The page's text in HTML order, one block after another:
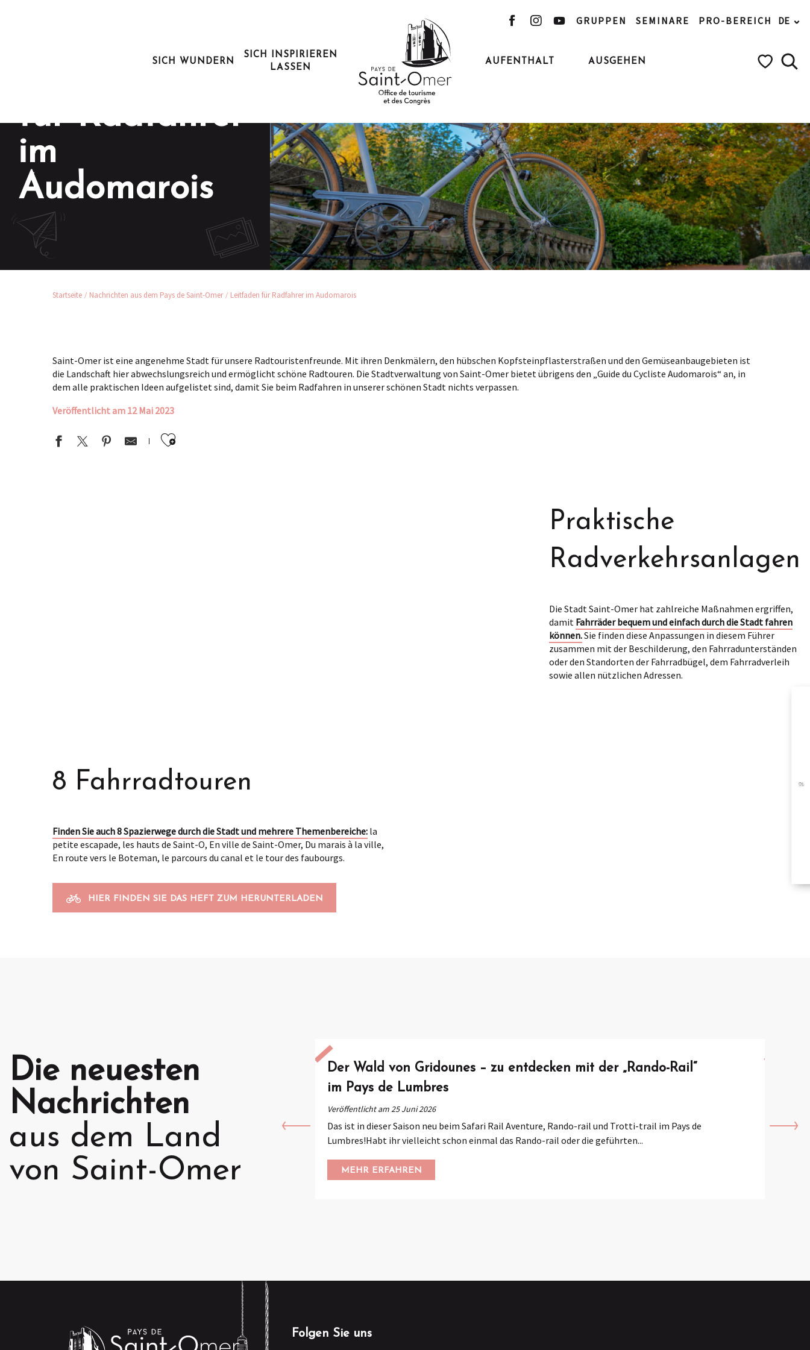
GRUPPEN SEMINARE PRO-BEREICH DE
SICH WUNDERN
SICH INSPIRIEREN
LASSEN
AUFENTHALT AUSGEHEN
für Radfahrer
im
Audomarois
Startseite Nachrichten aus dem Pays de Saint-Omer Leitfaden für Radfahrer im Audomarois
Saint-Omer ist eine angenehme Stadt für unsere Radtouristenfreunde. Mit ihren Denkmälern, den hübschen Kopfsteinpflasterstraßen und den Gemüseanbaugebieten ist
die Landschaft hier abwechslungsreich und ermöglicht schöne Radtouren. Die Stadtverwaltung von Saint-Omer bietet übrigens den „Guide du Cycliste Audomarois“ an, in
dem alle praktischen Ideen aufgelistet sind, damit Sie beim Radfahren in unserer schönen Stadt nichts verpassen.
Veröffentlicht am 12 Mai 2023
Ajouter aux favoris
Praktische
Radverkehrsanlagen
Die Stadt Saint-Omer hat zahlreiche Maßnahmen ergriffen,
damit Fahrräder bequem und einfach durch die Stadt fahren
können.Sie finden diese Anpassungen in diesem Führer
zusammen mit der Beschilderung, den Fahrradunterständen
oder den Standorten der Fahrradbügel, dem Fahrradverleih
sowie allen nützlichen Adressen.
8 Fahrradtouren
Finden Sie auch 8 Spazierwege durch die Stadt und mehrere Themenbereiche: la
petite escapade, les hauts de Saint-O, En ville de Saint-Omer, Du marais à la ville,
En route vers le Boteman, le parcours du canal et le tour des faubourgs.
HIER FINDEN SIE DAS HEFT ZUM HERUNTERLADEN
Die neuesten
Nachrichten
aus dem Land
von Saint-Omer
Der Wald von Gridounes – zu entdecken mit der „Rando-Rail“
im Pays de Lumbres
Veröffentlicht am 25 Juni 2026
Das ist in dieser Saison neu beim Safari Rail Aventure, Rando-rail und Trotti-trail im Pays de
Lumbres!Habt ihr vielleicht schon einmal das Rando-rail oder die geführten...
MEHR ERFAHREN
Das ist
Folgen Sie uns